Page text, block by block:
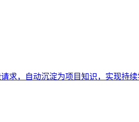
求，自动沉淀为项目知识，实现持续